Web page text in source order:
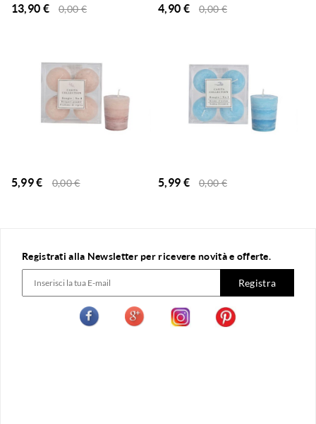
13,90 € 0,00€ 4,90 € 0,00€
5,99€ 0,00€ 5,99 € 0,00€
Registrati alla Newsletter per ricevere novità e offerte.
Registra